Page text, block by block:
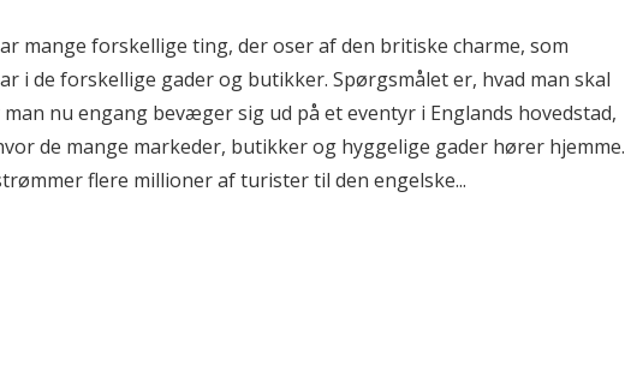
mange forskellige ting, der oser af den britiske charme, som
i de forskellige gader og butikker. Spørgsmålet er, hvad man skal
nu engang bevæger sig ud på et eventyr i Englands hovedstad,
de mange markeder, butikker og hyggelige gader hører hjemme.
flere millioner af turister til den engelske...